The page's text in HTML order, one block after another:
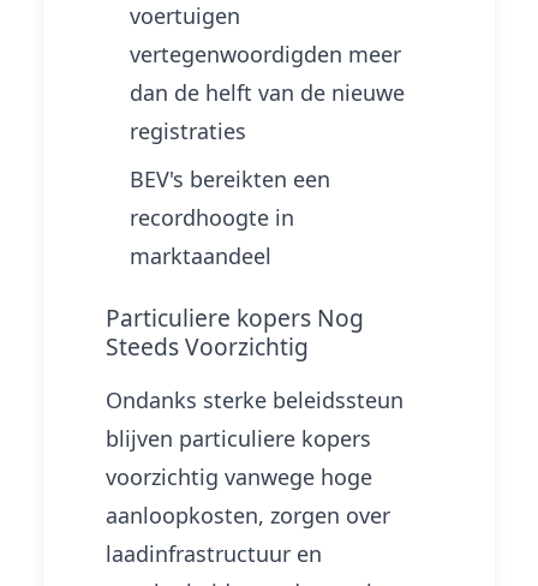
voertuigen
vertegenwoordigden meer
dan de helft van de nieuwe
registraties
BEV's bereikten een
recordhoogte in
marktaandeel
Particuliere kopers Nog
Steeds Voorzichtig
Ondanks sterke beleidssteun
blijven particuliere kopers
voorzichtig vanwege hoge
aanloopkosten, zorgen over
laadinfrastructuur en